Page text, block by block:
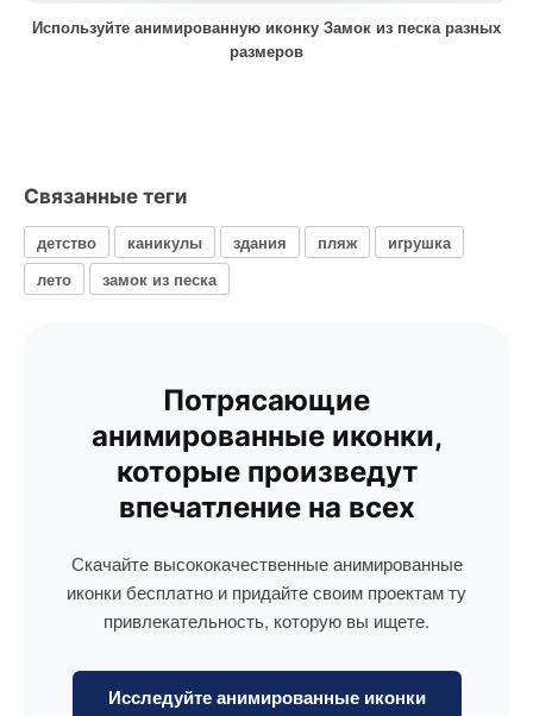
Используйте анимированную иконку Замок из песка разных
размеров
Связанные теги
детство каникулы здания пляж
игрушка
лето
замок из песка
Потрясающие
анимированные иконки,
которые произведут
впечатление на всех
Скачайте высококачественные анимированные
иконки бесплатно и придайте своим проектам ту
привлекательность, которую вы ищете.
Исследуйте анимированные иконки